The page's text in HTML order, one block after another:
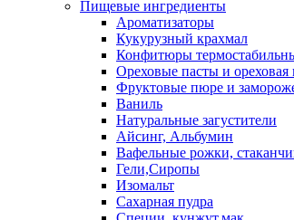
Пищевые ингредиенты
Ароматизаторы
Кукурузный крахмал
Конфитюры
Ореховые пасты и ореховая
Фруктовые пюре и
Ваниль
Натуральные загустители
Айсинг, Альбумин
Вафельные рожки,
Гели,Сиропы
Изомальт
Сахарная пудра